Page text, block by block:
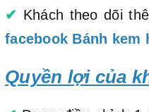
✔ Khách theo dõi
facebook Bánh kem
Quyền lợi của